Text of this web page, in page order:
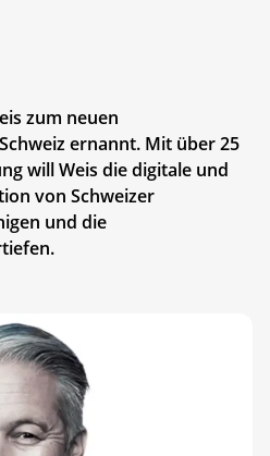
zum neuen
ernannt. Mit über 25
will Weis die digitale und
von Schweizer
und die